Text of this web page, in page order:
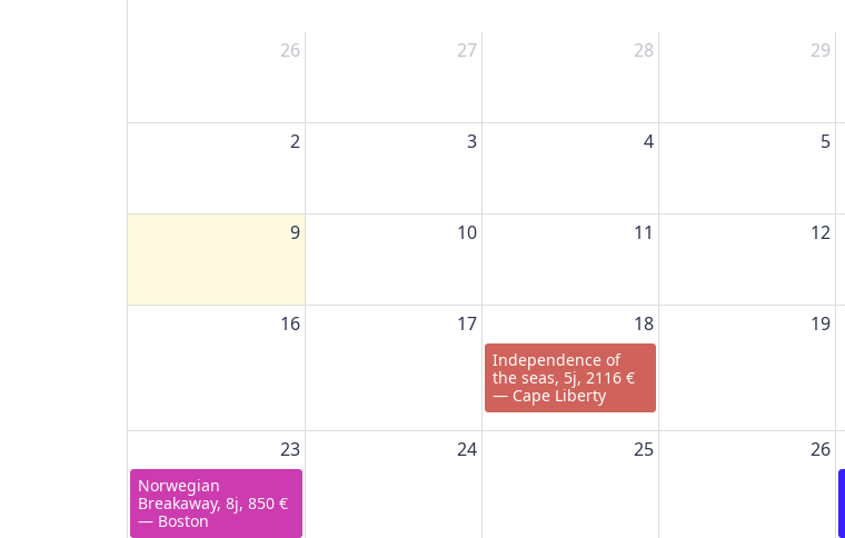
26 27 28 29
2 3 4 5
9 10 11 12
16 17 18
Independence of
the seas, 5j, 2116 €
— Cape Liberty
19
23
Norwegian
Breakaway, 8j, 850 €
— Boston
24 25 26